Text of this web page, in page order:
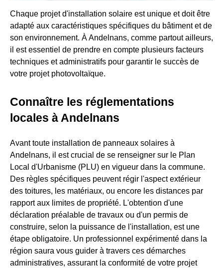
Chaque projet d'installation solaire est unique et doit être
adapté aux caractéristiques spécifiques du bâtiment et de
son environnement. À Andelnans, comme partout ailleurs,
il est essentiel de prendre en compte plusieurs facteurs
techniques et administratifs pour garantir le succès de
votre projet photovoltaïque.
Connaître les réglementations
locales à Andelnans
Avant toute installation de panneaux solaires à
Andelnans, il est crucial de se renseigner sur le Plan
Local d'Urbanisme (PLU) en vigueur dans la commune.
Des règles spécifiques peuvent régir l'aspect extérieur
des toitures, les matériaux, ou encore les distances par
rapport aux limites de propriété. L'obtention d'une
déclaration préalable de travaux ou d'un permis de
construire, selon la puissance de l'installation, est une
étape obligatoire. Un professionnel expérimenté dans la
région saura vous guider à travers ces démarches
administratives, assurant la conformité de votre projet